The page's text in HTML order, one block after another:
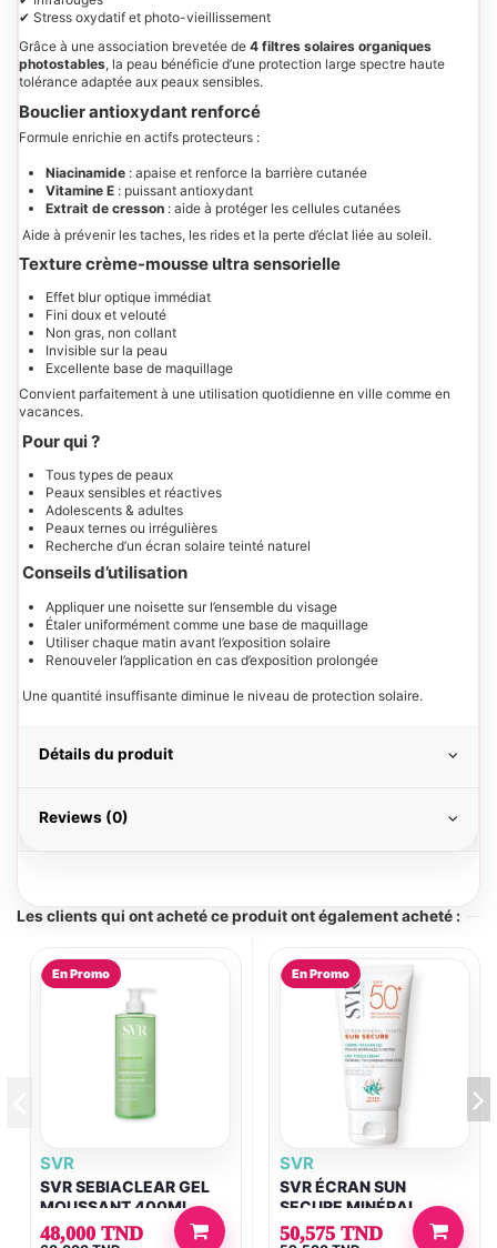
✔ Stress oxydatif et photo-vieillissement
Grâce à une association brevetée de 4 filtres solaires organiques
photostables, la peau bénéficie d’une protection large spectre haute
tolérance adaptée aux peaux sensibles.
Bouclier antioxydant renforcé
Formule enrichie en actifs protecteurs :
Niacinamide : apaise et renforce la barrière cutanée
Vitamine E : puissant antioxydant
Extrait de cresson : aide à protéger les cellules cutanées
Aide à prévenir les taches, les rides et la perte d’éclat liée au soleil.
Texture crème-mousse ultra sensorielle
Effet blur optique immédiat
Fini doux et velouté
Non gras, non collant
Invisible sur la peau
Excellente base de maquillage
Convient parfaitement à une utilisation quotidienne en ville comme en
vacances.
Pour qui ?
Tous types de peaux
Peaux sensibles et réactives
Adolescents & adultes
Peaux ternes ou irrégulières
Recherche d’un écran solaire teinté naturel
Conseils d’utilisation
Appliquer une noisette sur l’ensemble du visage
Étaler uniformément comme une base de maquillage
Utiliser chaque matin avant l’exposition solaire
Renouveler l’application en cas d’exposition prolongée
Une quantité insuffisante diminue le niveau de protection solaire.
Détails du produit
Reviews (0)
Les clients qui ont acheté ce produit ont également acheté :
En Promo
SVR
SVR SEBIACLEAR GEL
MOUSSANT 400ML
48,000 TND
En Promo
SVR
SVR ÉCRAN SUN
SECURE MINÉRAL
TEINTÉ SPF50+ 50ML
50,575 TND